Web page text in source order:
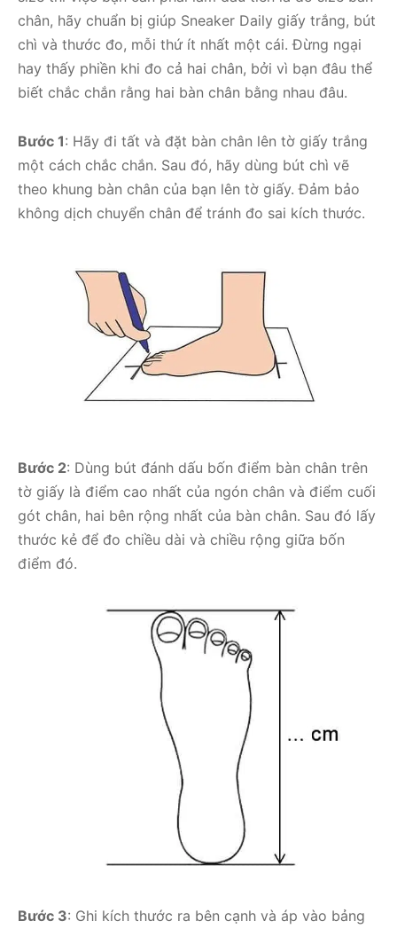
chân, hãy chuẩn bị giúp Sneaker Daily giấy trắng, bút
chì và thước đo, mỗi thứ ít nhất một cái. Đừng ngại
hay thấy phiền khi đo cả hai chân, bởi vì bạn đâu thể
biết chắc chắn rằng hai bàn chân bằng nhau đâu.
Bước 1: Hãy đi tất và đặt bàn chân lên tờ giấy trắng
một cách chắc chắn. Sau đó, hãy dùng bút chì vẽ
theo khung bàn chân của bạn lên tờ giấy. Đảm bảo
không dịch chuyển chân để tránh đo sai kích thước.
Bước 2: Dùng bút đánh dấu bốn điểm bàn chân trên
tờ giấy là điểm cao nhất của ngón chân và điểm cuối
gót chân, hai bên rộng nhất của bàn chân. Sau đó lấy
thước kẻ để đo chiều dài và chiều rộng giữa bốn
điểm đó.
Bước 3: Ghi kích thước ra bên cạnh và áp vào bảng